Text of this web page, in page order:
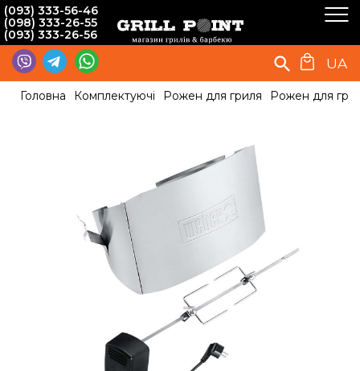
(093) 333-56-46
(098) 333-26-55
(093) 333-26-56
UA
Головна Комплектуючі Рожен для гриля Рожен для